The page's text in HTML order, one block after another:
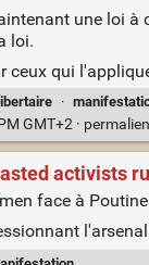
une loi
loi.
ceux qui
libertaire ·
GMT+2 · permalien
activists
face à